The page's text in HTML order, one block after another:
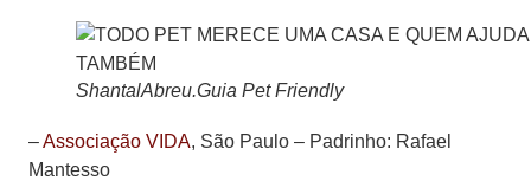
ShantalAbreu.Guia Pet Friendly
–Associação VIDA, São Paulo – Padrinho: Rafael
Mantesso